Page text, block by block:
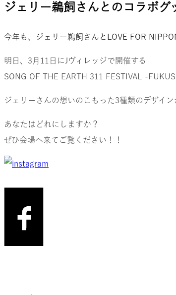
ジェリー鵜飼さんとのコラボグ
今年も、ジェリー鵜飼さんとLOVE FOR
明日、3月11日にJヴィレッジで開催する
SONG OF THE EARTH 311 FESTIVAL -
ジェリーさんの想いのこもった3種類のデザイン
あなたはどれにしますか？
ぜひ会場へ来てご覧ください！！